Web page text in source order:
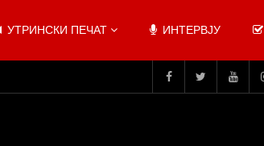
УТРИНСКИ ПЕЧАТ ИНТЕРВЈУ